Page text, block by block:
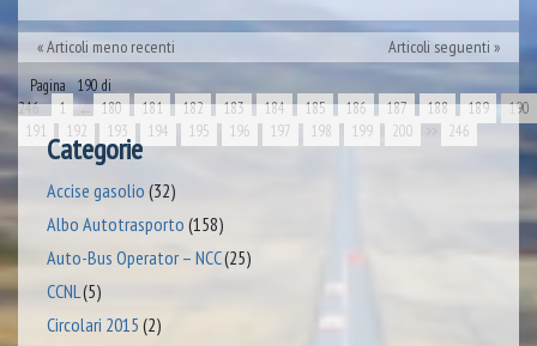
Articoli meno recenti Articoli seguenti
Pagina 190 di
246
1 ← 180 181 182 183 184 185 186 187 188 189
190
191
192 193 194 195 196 197 198 199 200 >> 246
Categorie
Accise gasolio (32)
Albo Autotrasporto (158)
Auto-Bus Operator – NCC(25)
CCNL (5)
Circolari 2015 (2)